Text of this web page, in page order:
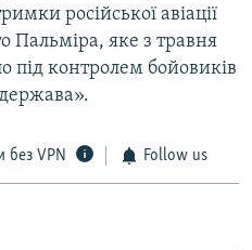
російської авіації
Пальміра, яке з травня
під контролем бойовиків
без VPN Follow us